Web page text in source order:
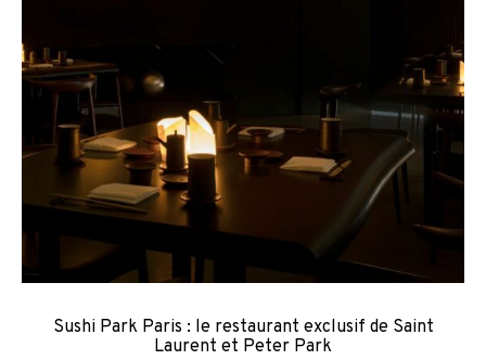
Sushi Park Paris : le restaurant exclusif de Saint
Laurent et Peter Park